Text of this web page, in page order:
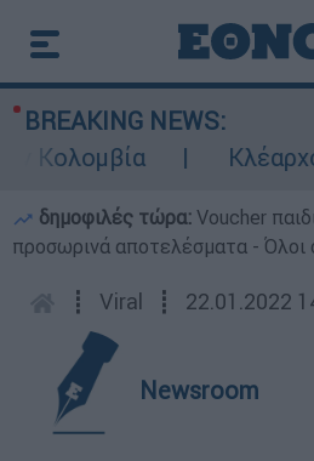
BREAKING NEWS:
Κλέαρχος
δημοφιλές τώρα: Voucher
προσωρινά αποτελέσματα - Όλοι
┋ Viral ┋ 22.01.2022
Newsroom